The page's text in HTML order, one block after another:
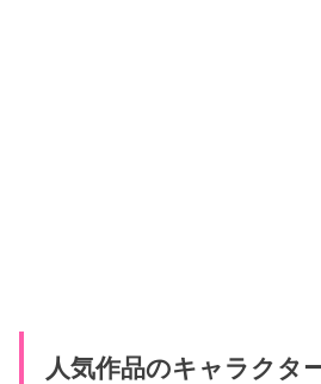
人気作品のキャラクタ